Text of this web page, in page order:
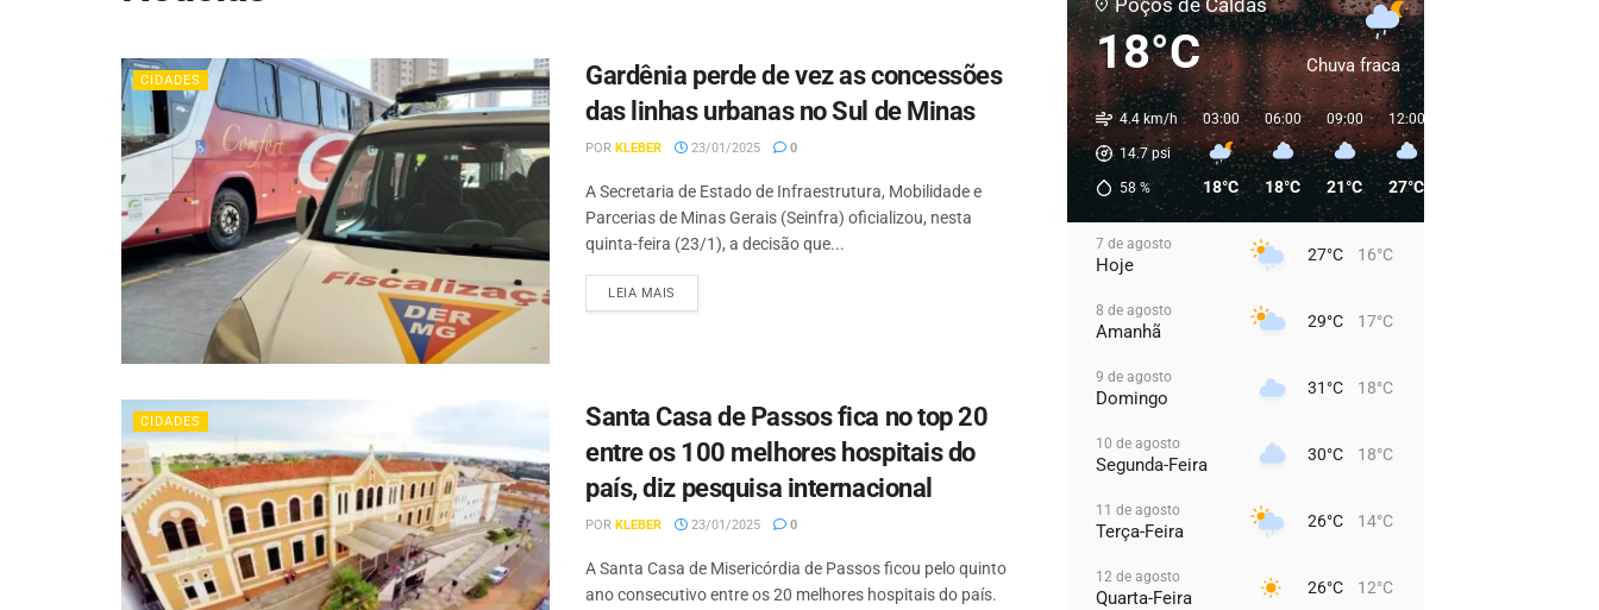
CIDADES
Gardênia perde de vez as concessões
das linhas urbanas no Sul de Minas
POR KLEBER 23/01/2025 0
A Secretaria de Estado de Infraestrutura, Mobilidade e
Parcerias de Minas Gerais (Seinfra) oficializou, nesta
quinta-feira (23/1), a decisão que...
LEIA MAIS
CIDADES
Santa Casa de Passos fica no top 20
entre os 100 melhores hospitais do
país, diz pesquisa internacional
POR KLEBER 23/01/2025 0
A Santa Casa de Misericórdia de Passos ficou pelo quinto
ano consecutivo entre os 20 melhores hospitais do país.
18°C Chuva fraca
4.4 km/h
14.7psi
58%
03:00
18°C
06:00
18°C
09:00
21°C
12:00
27°C
7 de agosto
Hoje 27°C 16°C
8 de agosto
Amanhã 29°C 17°C
9 de agosto
Domingo 31°C 18°C
10 de agosto
Segunda-Feira 30°C 18°C
11 de agosto
Terça-Feira 26°C 14°C
12 de agosto
Quarta-Feira 26°C 12°C